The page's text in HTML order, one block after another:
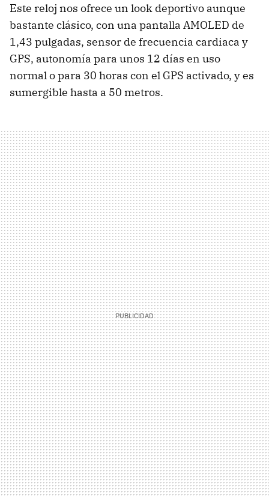
Este reloj nos ofrece un look deportivo aunque
bastante clásico, con una pantalla AMOLED de
1,43 pulgadas, sensor de frecuencia cardiaca y
GPS, autonomía para unos 12 días en uso
normal o para 30 horas con el GPS activado, y es
sumergible hasta a 50 metros.